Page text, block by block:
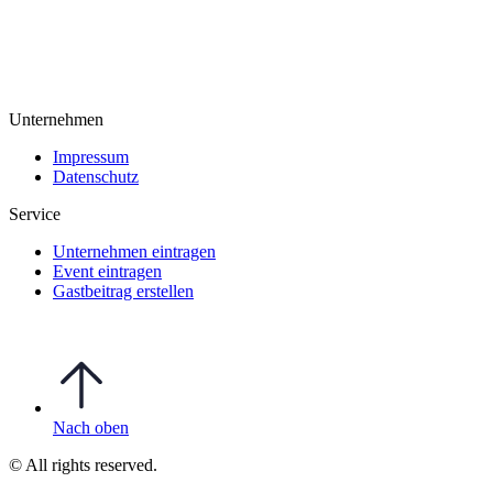
Unternehmen
Impressum
Datenschutz
Service
Unternehmen eintragen
Event eintragen
Gastbeitrag erstellen
Nach oben
© All rights reserved.